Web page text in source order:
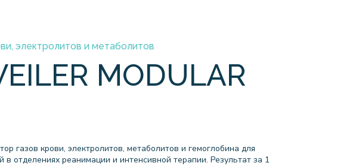
электролитов и метаболитов
MODULAR
газов крови, электролитов, метаболитов и гемоглобина для
в отделениях реанимации и интенсивной терапии. Результат за 1